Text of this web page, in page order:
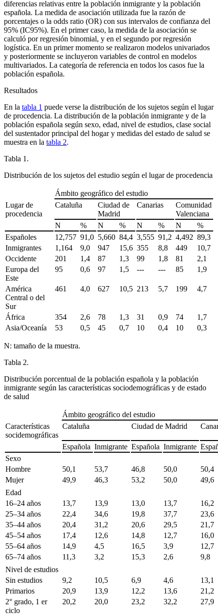
diferencias relativas entre la población inmigrante y la población
española. La medida de asociación utilizada fue la razón de
porcentajes o la odds ratio (OR) con sus intervalos de confianza del
95% (IC95%). En el primer caso, la medida de la asociación se
calculó por regresión binomial, y en el segundo por regresión
logística. En un primer momento se realizaron modelos univariados
y posteriormente se incluyeron variables de control en modelos
multivariados. La categoría de referencia en todos los casos fue la
población española.
Resultados
En la tabla 1 puede verse la distribución de los sujetos según el lugar
de procedencia. La distribución de la población inmigrante y de la
población española según sexo, edad, nivel de estudios, clase social
del sustentador principal del hogar y medidas del estado de salud se
muestra en la tabla 2.
Tabla 1.
Distribución de los sujetos del estudio según el lugar de procedencia
Ámbito geográfico del estudio
Lugar de
procedencia
Cataluña
Ciudad de
Madrid
Canarias
Comunidad
Valenciana
N
% N % N % N
%
Españoles
12,757 91,0 5,660 84,4 3,555 91,2 4,492 89,3
Inmigrantes
1,164 9,0 947 15,6 355 8,8 449
10,7
Occidente
201 1,4 87 1,3 99 1,8 81
2,1
Europa del
Este
95 0,6 97 1,5 --- --- 85 1,9
América
Central o del
Sur
461 4,0 627 10,5 213 5,7 199 4,7
África 354 2,6 78 1,3 31 0,9 74
1,7
Asia/Oceanía
53 0,5 45 0,7 10 0,4 10 0,3
N: tamaño de la muestra.
Tabla 2.
Distribución porcentual de la población española y la población
inmigrante según las características sociodemográficas y de estado
de salud
Ámbito geográfico del estudio
Características
socidemográficas
Cataluña Ciudad de Madrid
Española Inmigrante Española Inmigrante
Sexo
Hombre
50,1 53,7 46,8 50,0
50,4
Mujer
49,9 46,3 53,2 50,0
49,6
Edad
16–24 años
13,7 13,9 13,0 13,7
16,2
25–34 años
22,4 34,6 19,8 37,7
23,6
35–44 años
20,4 31,2 20,6 29,5
21,7
45–54 años
17,4 12,6 14,8 12,7
16,0
55–64 años
14,9 4,5 16,5 3,9
12,7
65–74 años
11,3 3,2 15,3 2,6
9,8
Nivel de estudios
Sin estudios
9,2 10,5 6,9 4,6
13,1
Primarios
20,9 13,9 12,2 13,6
21,2
2° grado, 1 er
ciclo
20,2 20,0 23,2 32,2 27,9